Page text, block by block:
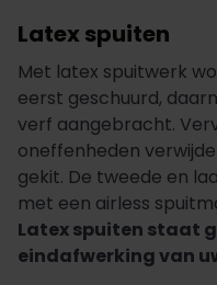
Latex spuiten
Met latex spuitwerk
eerst geschuurd,
verf aangebracht.
oneffenheden
gekit. De tweede en
met een airless
Latex spuiten staat
eindafwerking van